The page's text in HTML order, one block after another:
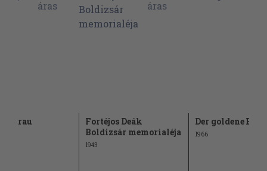
Fortéjos Deák
Boldizsár memorialéja
1943
Der goldene Esel
1966